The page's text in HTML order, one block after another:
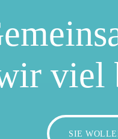
viel
SIE